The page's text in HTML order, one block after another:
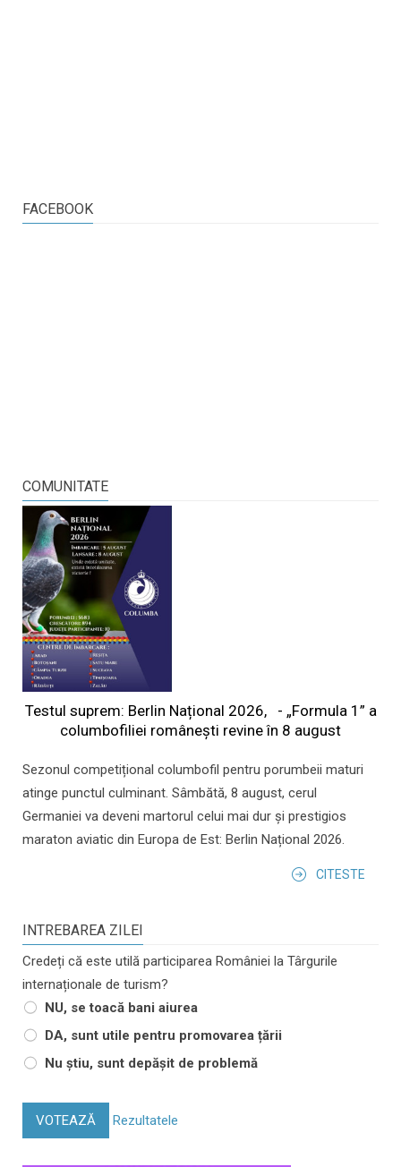
FACEBOOK
COMUNITATE
Testul suprem: Berlin Național 2026, - „Formula 1” a
columbofiliei româneşti revine în 8 august
Sezonul competițional columbofil pentru porumbeii maturi
atinge punctul culminant. Sâmbătă, 8 august, cerul
Germaniei va deveni martorul celui mai dur și prestigios
maraton aviatic din Europa de Est: Berlin Național 2026.
CITESTE
INTREBAREA ZILEI
Credeți că este utilă participarea României la Târgurile
internaționale de turism?
NU, se toacă bani aiurea
DA, sunt utile pentru promovarea țării
Nu știu, sunt depășit de problemă
VOTEAZĂ Rezultatele